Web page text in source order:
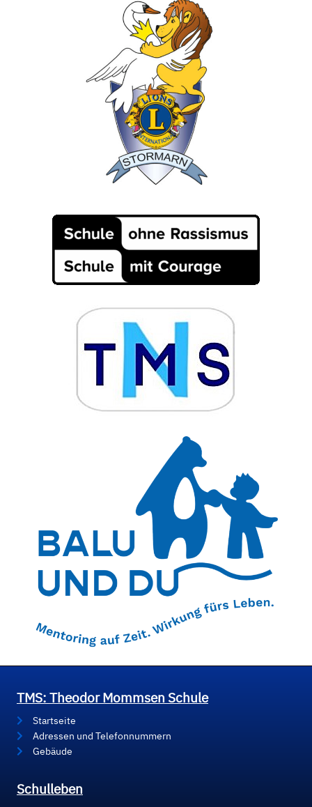
TMS: Theodor Mommsen Schule
Startseite
Adressen und Telefonnummern
Gebäude
Schulleben